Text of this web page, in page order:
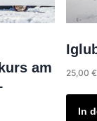
werden
am
25,00 €
In